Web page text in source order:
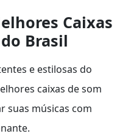
Caixas
Brasil
e estilosas do
caixas de som
suas músicas com